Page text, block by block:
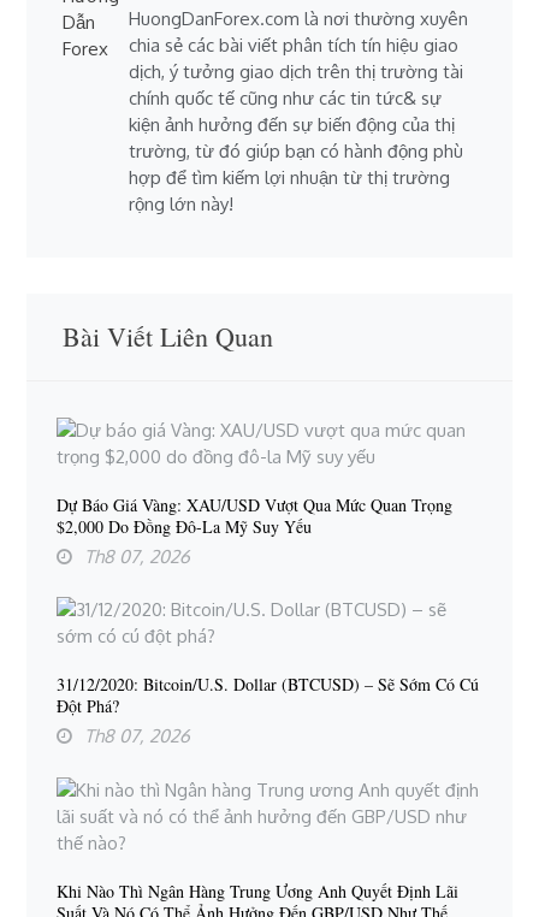
HuongDanForex.com là nơi thường xuyên
chia sẻ các bài viết phân tích tín hiệu giao
dịch, ý tưởng giao dịch trên thị trường tài
chính quốc tế cũng như các tin tức& sự
kiện ảnh hưởng đến sự biến động của thị
trường, từ đó giúp bạn có hành động phù
hợp để tìm kiếm lợi nhuận từ thị trường
rộng lớn này!
Bài Viết Liên Quan
Dự Báo Giá Vàng: XAU/USD Vượt Qua Mức Quan Trọng
$2,000 Do Đồng Đô-La Mỹ Suy Yếu
Th8 07, 2026
31/12/2020: Bitcoin/U.S. Dollar (BTCUSD) – Sẽ Sớm Có Cú
Đột Phá?
Th8 07, 2026
Khi Nào Thì Ngân Hàng Trung Ương Anh Quyết Định Lãi